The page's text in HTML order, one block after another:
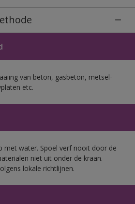
van beton, gasbeton, metsel-
etc.
met water. Spoel verf nooit door de
niet uit onder de kraan.
lokale richtlijnen.